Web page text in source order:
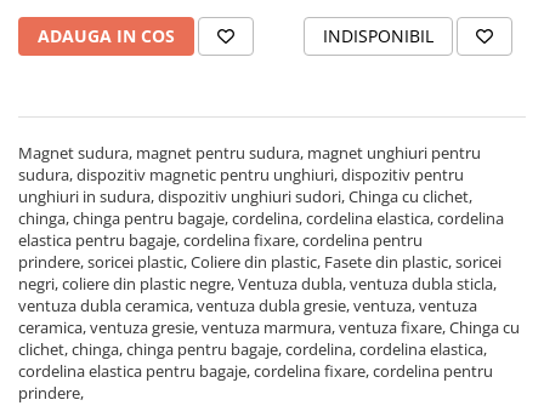
Gletiere profesionale
Mistrii drepte si pentru colturi
Instrumente pentru scris si trasat
Creioane si creta
Markere cu vopsea
Markere permanente
Sfoara de trasat, oxizi
Lacate si antifurturi
Antifurturi
Lacate
ADAUGA IN COS INDISPONIBIL
Magnet sudura, magnet pentru sudura, magnet unghiuri pentru
sudura, dispozitiv magnetic pentru unghiuri, dispozitiv pentru
unghiuri in sudura, dispozitiv unghiuri sudori, Chinga cu clichet,
chinga, chinga pentru bagaje, cordelina, cordelina elastica, cordelina
elastica pentru bagaje, cordelina fixare, cordelina pentru
prindere, soricei plastic, Coliere din plastic, Fasete din plastic, soricei
negri, coliere din plastic negre, Ventuza dubla, ventuza dubla sticla,
ventuza dubla ceramica, ventuza dubla gresie, ventuza, ventuza
ceramica, ventuza gresie, ventuza marmura, ventuza fixare, Chinga cu
clichet, chinga, chinga pentru bagaje, cordelina, cordelina elastica,
cordelina elastica pentru bagaje, cordelina fixare, cordelina pentru
prindere,